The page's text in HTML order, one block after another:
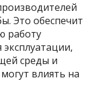
Это обеспечит
работу
среды и
влиять на